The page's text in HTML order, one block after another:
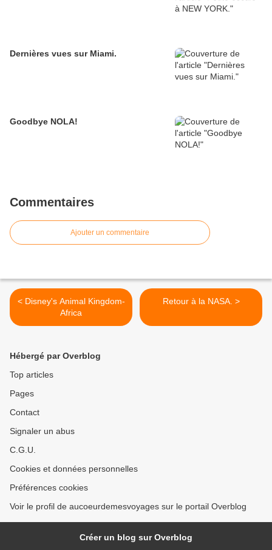
Dernières vues sur Miami.
Goodbye NOLA!
Commentaires
Ajouter un commentaire
< Disney's Animal Kingdom-
Africa
Retour à la NASA. >
Hébergé par Overblog
Top articles
Pages
Contact
Signaler un abus
C.G.U.
Cookies et données personnelles
Préférences cookies
Voir le profil de aucoeurdemesvoyages sur le portail Overblog
Créer un blog sur Overblog